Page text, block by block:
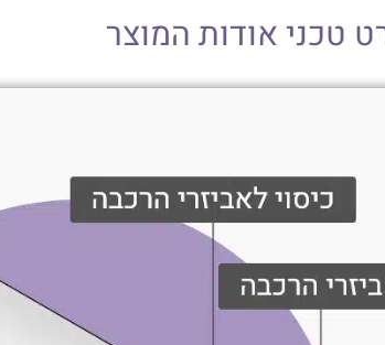
טכני אודות המוצר